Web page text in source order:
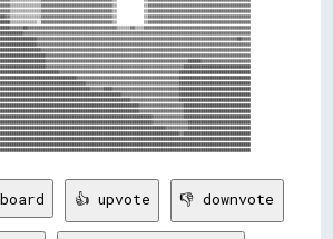
👍 upvote 👎 downvote